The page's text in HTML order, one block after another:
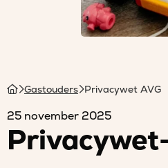
Homepage
Gastouders Privacywet AVG
25 november 2025